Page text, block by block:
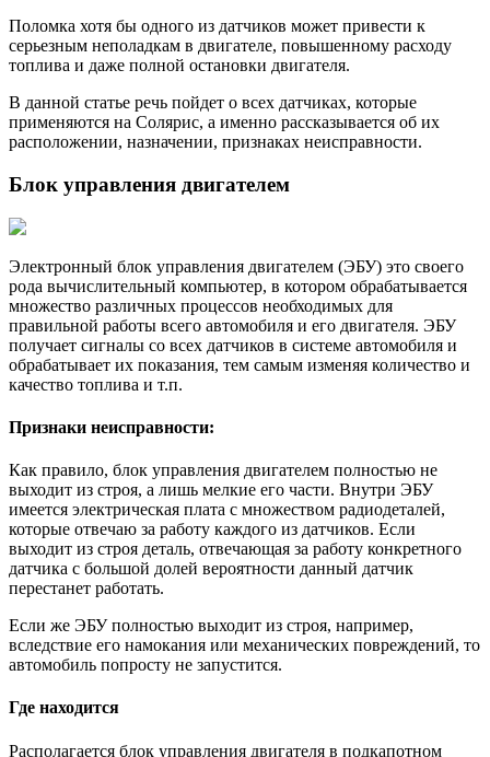
Поломка хотя бы одного из датчиков может привести к
серьезным неполадкам в двигателе, повышенному расходу
топлива и даже полной остановки двигателя.
В данной статье речь пойдет о всех датчиках, которые
применяются на Солярис, а именно рассказывается об их
расположении, назначении, признаках неисправности.
Блок управления двигателем
Электронный блок управления двигателем (ЭБУ) это своего
рода вычислительный компьютер, в котором обрабатывается
множество различных процессов необходимых для
правильной работы всего автомобиля и его двигателя. ЭБУ
получает сигналы со всех датчиков в системе автомобиля и
обрабатывает их показания, тем самым изменяя количество и
качество топлива и т.п.
Признаки неисправности:
Как правило, блок управления двигателем полностью не
выходит из строя, а лишь мелкие его части. Внутри ЭБУ
имеется электрическая плата с множеством радиодеталей,
которые отвечаю за работу каждого из датчиков. Если
выходит из строя деталь, отвечающая за работу конкретного
датчика с большой долей вероятности данный датчик
перестанет работать.
Если же ЭБУ полностью выходит из строя, например,
вследствие его намокания или механических повреждений, то
автомобиль попросту не запустится.
Где находится
Располагается блок управления двигателя в подкапотном